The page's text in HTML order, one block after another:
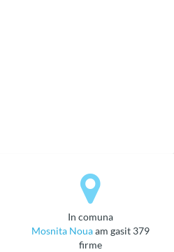
in comuna
Mosnita Nouaam gasit 379
firme